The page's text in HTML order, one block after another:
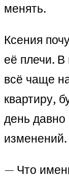
менять.
Ксения
её плечи.
всё чаще
квартиру,
день
изменений.
— Что